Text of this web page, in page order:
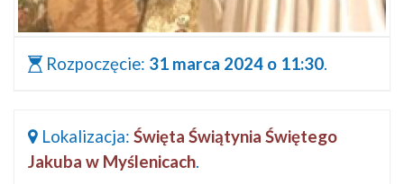
Rozpoczęcie: 31 marca 2024 o 11:30.
Lokalizacja: Święta Świątynia Świętego
Jakuba w Myślenicach.